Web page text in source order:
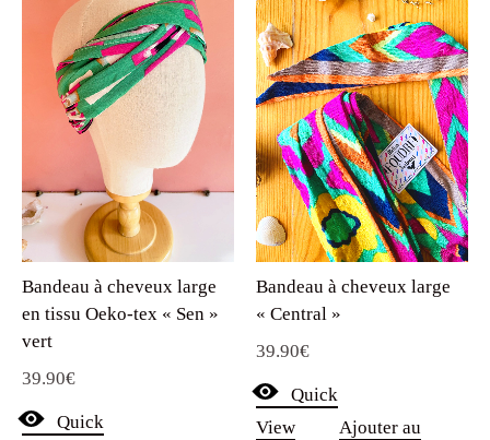
Bandeau à cheveux large
en tissu Oeko-tex « Sen »
vert
39.90€
Quick
Bandeau à cheveux large
« Central »
39.90€
Quick
View
Ajouter au